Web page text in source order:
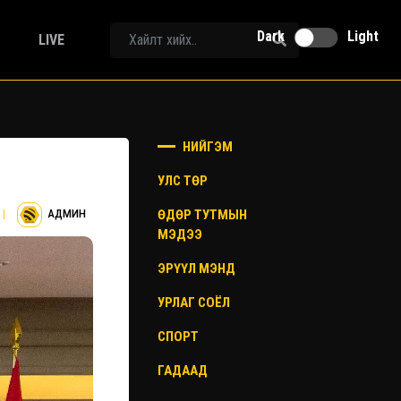
LIVE Dark Light
| АДМИН
НИЙГЭМ
УЛС ТӨР
ӨДӨР ТУТМЫН
МЭДЭЭ
ЭРҮҮЛ МЭНД
УРЛАГ СОЁЛ
СПОРТ
ГАДААД